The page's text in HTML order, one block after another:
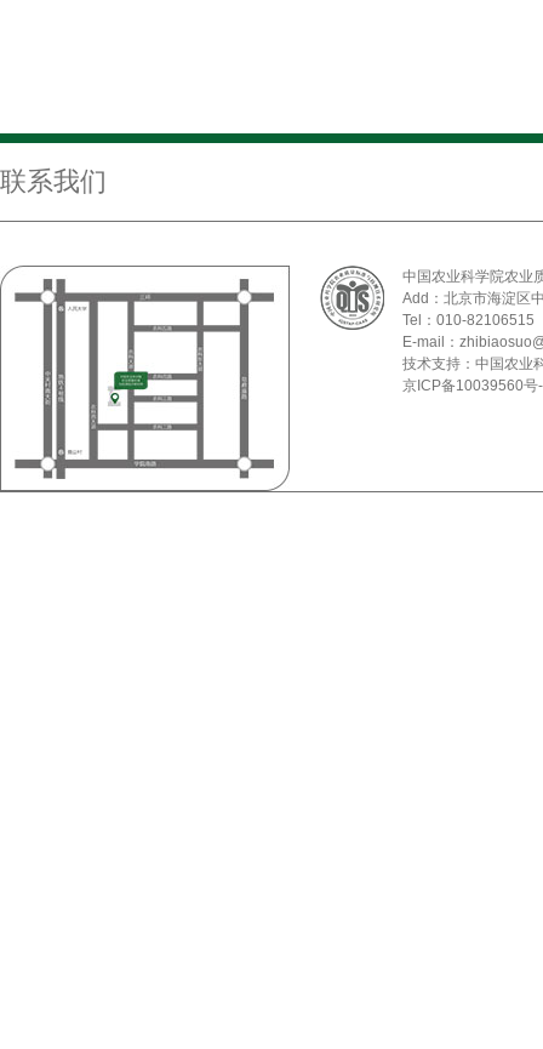
联系我们
中国农业科学院农业
Add：北京市海淀区
Tel：010-
E-mail：
技术支持：中国农业
京ICP备10039560号